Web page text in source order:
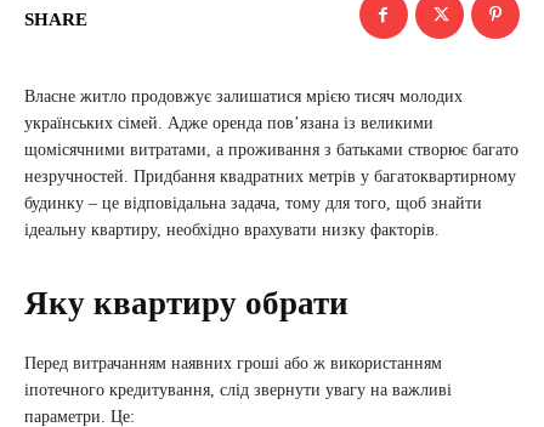
SHARE
Власне житло продовжує залишатися мрією тисяч молодих
українських сімей. Адже оренда пов’язана із великими
щомісячними витратами, а проживання з батьками створює багато
незручностей. Придбання квадратних метрів у багатоквартирному
будинку – це відповідальна задача, тому для того, щоб знайти
ідеальну квартиру, необхідно врахувати низку факторів.
Яку квартиру обрати
Перед витрачанням наявних гроші або ж використанням
іпотечного кредитування, слід звернути увагу на важливі
параметри. Це: